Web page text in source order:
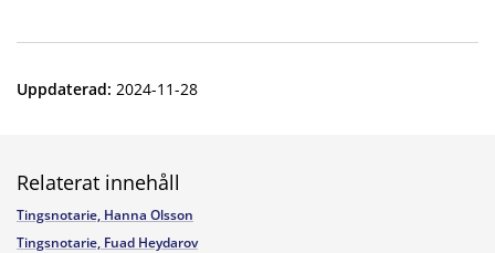
Uppdaterad: 2024-11-28
Relaterat innehåll
Tingsnotarie, Hanna Olsson
Tingsnotarie, Fuad Heydarov